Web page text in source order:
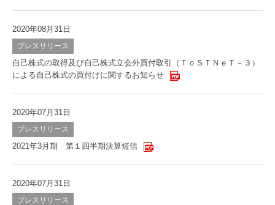
2020年08月31日
プレスリリース
自己株式の取得及び自己株式立会外買付取引（ＴｏＳＴＮｅＴ－３）
による自己株式の買付けに関するお知らせ
2020年07月31日
プレスリリース
2021年3月期 第１四半期決算短信
2020年07月31日
プレスリリース